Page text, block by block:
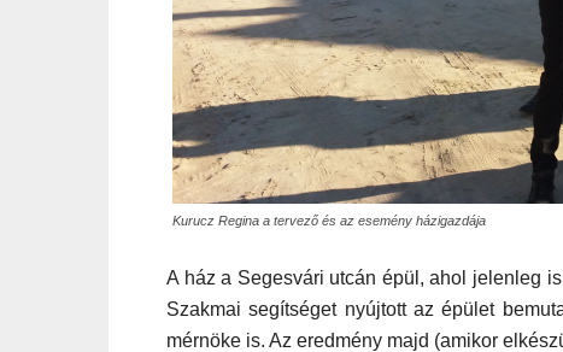
Kurucz Regina a tervező és az esemény házigazdája
A ház a Segesvári utcán épül, ahol jelenleg
Szakmai segítséget nyújtott az épület
mérnöke is. Az eredmény majd (amikor